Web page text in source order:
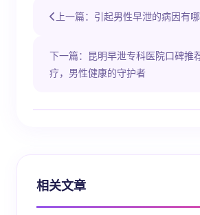
上一篇：引起男性早泄的病因有哪
下一篇：昆明早泄专科医院口碑推
疗，男性健康的守护者
相关文章